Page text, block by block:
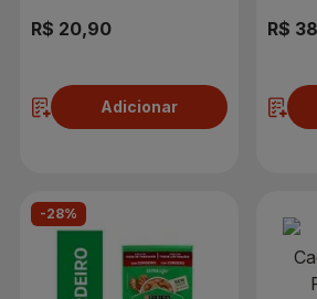
R$ 20,90
Adicionar
R$
-28%